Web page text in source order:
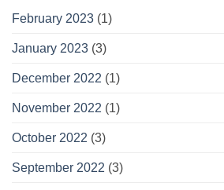
February 2023 (1)
January 2023 (3)
December 2022 (1)
November 2022 (1)
October 2022 (3)
September 2022 (3)